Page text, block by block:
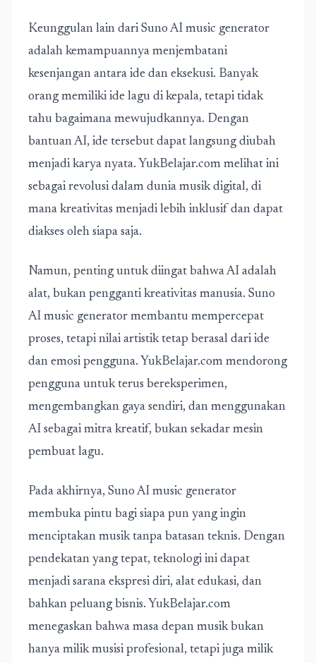
Keunggulan lain dari Suno AI music generator
adalah kemampuannya menjembatani
kesenjangan antara ide dan eksekusi. Banyak
orang memiliki ide lagu di kepala, tetapi tidak
tahu bagaimana mewujudkannya. Dengan
bantuan AI, ide tersebut dapat langsung diubah
menjadi karya nyata. YukBelajar.com melihat ini
sebagai revolusi dalam dunia musik digital, di
mana kreativitas menjadi lebih inklusif dan dapat
diakses oleh siapa saja.
Namun, penting untuk diingat bahwa AI adalah
alat, bukan pengganti kreativitas manusia. Suno
AI music generator membantu mempercepat
proses, tetapi nilai artistik tetap berasal dari ide
dan emosi pengguna. YukBelajar.com mendorong
pengguna untuk terus bereksperimen,
mengembangkan gaya sendiri, dan menggunakan
AI sebagai mitra kreatif, bukan sekadar mesin
pembuat lagu.
Pada akhirnya, Suno AI music generator
membuka pintu bagi siapa pun yang ingin
menciptakan musik tanpa batasan teknis. Dengan
pendekatan yang tepat, teknologi ini dapat
menjadi sarana ekspresi diri, alat edukasi, dan
bahkan peluang bisnis. YukBelajar.com
menegaskan bahwa masa depan musik bukan
hanya milik musisi profesional, tetapi juga milik